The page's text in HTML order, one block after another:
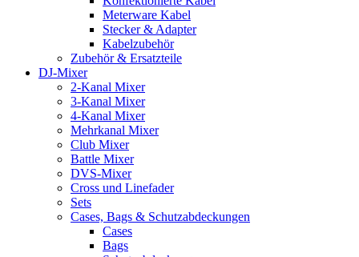
Meterware Kabel
Stecker & Adapter
Kabelzubehör
Zubehör & Ersatzteile
DJ-Mixer
2-Kanal Mixer
3-Kanal Mixer
4-Kanal Mixer
Mehrkanal Mixer
Club Mixer
Battle Mixer
DVS-Mixer
Cross und Linefader
Sets
Cases, Bags & Schutzabdeckungen
Cases
Bags